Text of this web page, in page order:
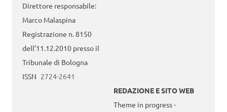
Direttore responsabile:
Marco Malaspina
Registrazione n. 8150
dell’11.12.2010 presso il
Tribunale di Bologna
ISSN 2724-2641
REDAZIONE E SITO WEB
Theme in progress -